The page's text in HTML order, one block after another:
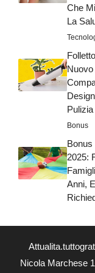
Che
La
Bonus
2025:
Anni,
Nicola Marchese